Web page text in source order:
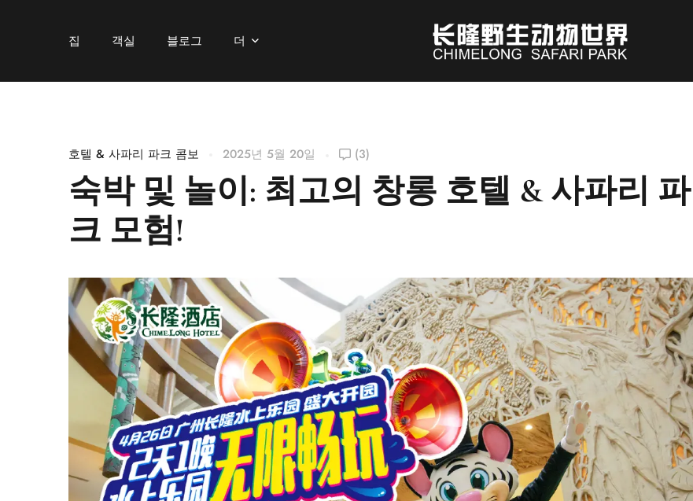
집 객실 블로그 더
호텔 & 사파리 파크 콤보 2025년 5월 20일 (3)
숙박 및 놀이: 최고의 창롱 호텔 & 사파리 파
크 모험!